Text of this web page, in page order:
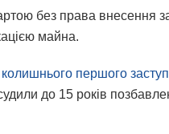
без права внесення
майна.
колишнього першого
до 15 років